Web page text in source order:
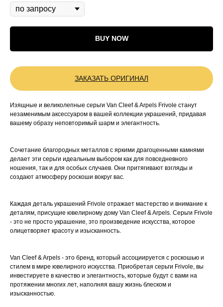
BUY NOW
ЗАКАЗАТЬ ОРИГИНАЛ
Изящные и великолепные серьги Van Cleef & Arpels Frivole станут
незаменимым аксессуаром в вашей коллекции украшений, придавая
вашему образу неповторимый шарм и элегантность.
Сочетание благородных металлов с яркими драгоценными камнями
делает эти серьги идеальным выбором как для повседневного
ношения, так и для особых случаев. Они притягивают взгляды и
создают атмосферу роскоши вокруг вас.
Каждая деталь украшений Frivole отражает мастерство и внимание к
деталям, присущие ювелирному дому Van Cleef & Arpels. Серьги Frivole
- это не просто украшение, это произведение искусства, которое
олицетворяет красоту и изысканность.
Van Cleef & Arpels - это бренд, который ассоциируется с роскошью и
стилем в мире ювелирного искусства. Приобретая серьги Frivole, вы
инвестируете в качество и элегантность, которые будут с вами на
протяжении многих лет, наполняя вашу жизнь блеском и
изысканностью.